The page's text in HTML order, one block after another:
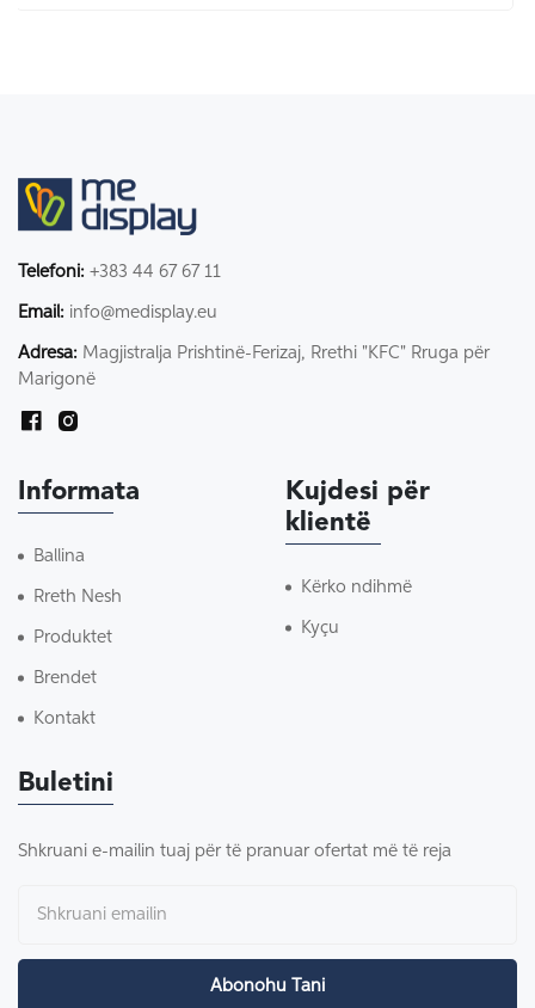
Telefoni: +383 44 67 67 11
Email: info@medisplay.eu
Adresa: Magjistralja Prishtinë-Ferizaj, Rrethi "KFC" Rruga për
Marigonë
Informata
Ballina
Rreth Nesh
Produktet
Brendet
Kontakt
Kujdesi për
klientë
Kërko ndihmë
Kyçu
Buletini
Shkruani e-mailin tuaj për të pranuar ofertat më të reja